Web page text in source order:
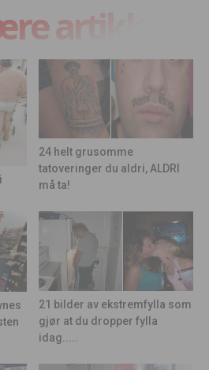
artikler
24 helt grusomme
tatoveringer du aldri, ALDRI
må ta!
21 bilder av ekstremfylla som
gjør at du dropper fylla
idag.....